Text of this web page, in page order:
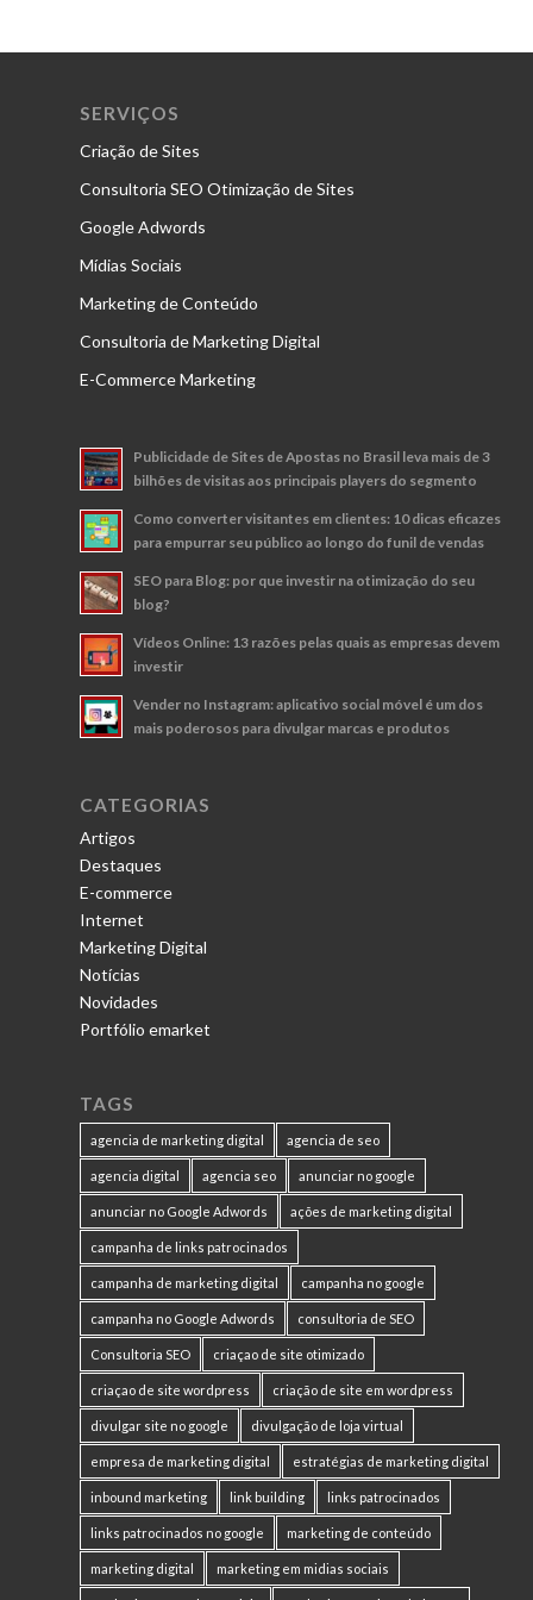
SERVIÇOS
Criação de Sites
Consultoria SEO Otimização de Sites
Google Adwords
Mídias Sociais
Marketing de Conteúdo
Consultoria de Marketing Digital
E-Commerce Marketing
Publicidade de Sites de Apostas no Brasil leva mais de 3
bilhões de visitas aos principais players do segmento
Como converter visitantes em clientes: 10 dicas eficazes
para empurrar seu público ao longo do funil de vendas
SEO para Blog: por que investir na otimização do seu
blog?
Vídeos Online: 13 razões pelas quais as empresas devem
investir
Vender no Instagram: aplicativo social móvel é um dos
mais poderosos para divulgar marcas e produtos
CATEGORIAS
Artigos
Destaques
E-commerce
Internet
Marketing Digital
Notícias
Novidades
Portfólio emarket
TAGS
agencia de marketing digital agencia de seo
agencia digital agencia seo anunciar no google
anunciar no Google Adwords ações de marketing digital
campanha de links patrocinados
campanha de marketing digital campanha no google
campanha no Google Adwords consultoria de SEO
Consultoria SEO criaçao de site otimizado
criaçao de site wordpress criação de site em wordpress
divulgar site no google divulgação de loja virtual
empresa de marketing digital estratégias de marketing digital
inbound marketing link building links patrocinados
links patrocinados no google marketing de conteúdo
marketing digital marketing em midias sociais